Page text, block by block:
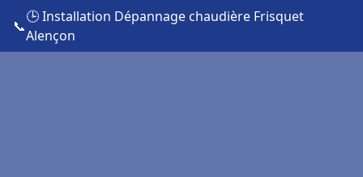
📞
🕒 Installation Dépannage chaudière Frisquet
Alençon